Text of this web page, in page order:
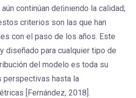
continúan deﬁniendo la calidad;
criterios son las que han
con el paso de los años. Este
diseñado para cualquier tipo de
del modelo es toda su
perspectivas hasta la
[Fernández, 2018].